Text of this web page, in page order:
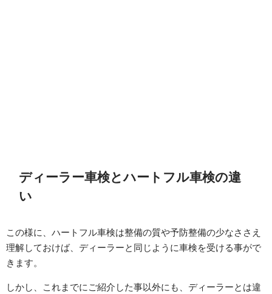
ディーラー車検とハートフル車検の違
い
この様に、ハートフル車検は整備の質や予防整備の少なささえ
理解しておけば、ディーラーと同じように車検を受ける事がで
きます。
しかし、これまでにご紹介した事以外にも、ディーラーとは違